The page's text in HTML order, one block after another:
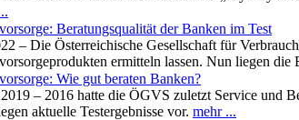
Beratungsqualität der Banken im Test
– Die Österreichische Gesellschaft für
ermitteln lassen. Nun liegen
Wie gut beraten Banken?
– 2016 hatte die ÖGVS zuletzt Service und
aktuelle Testergebnisse vor. mehr ...